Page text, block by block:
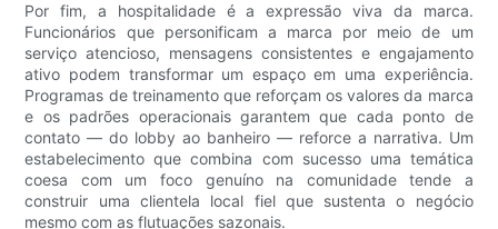
Por fim, a hospitalidade é a expressão viva da marca.
Funcionários que personificam a marca por meio de um
serviço atencioso, mensagens consistentes e engajamento
ativo podem transformar um espaço em uma experiência.
Programas de treinamento que reforçam os valores da marca
e os padrões operacionais garantem que cada ponto de
contato — do lobby ao banheiro — reforce a narrativa. Um
estabelecimento que combina com sucesso uma temática
coesa com um foco genuíno na comunidade tende a
construir uma clientela local fiel que sustenta o negócio
mesmo com as flutuações sazonais.